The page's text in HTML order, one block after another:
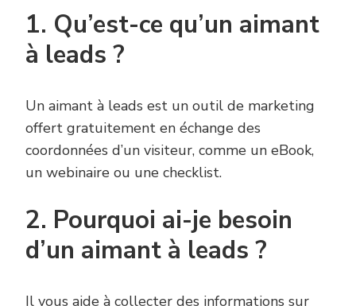
1. Qu’est-ce qu’un aimant
à leads ?
Un aimant à leads est un outil de marketing
offert gratuitement en échange des
coordonnées d’un visiteur, comme un eBook,
un webinaire ou une checklist.
2. Pourquoi ai-je besoin
d’un aimant à leads ?
Il vous aide à collecter des informations sur